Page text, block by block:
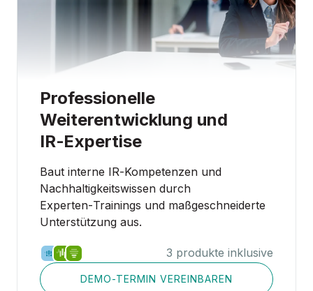
Professionelle
Weiterentwicklung und
IR‑Expertise
Baut interne IR‑Kompetenzen und
Nachhaltigkeitswissen durch
Experten‑Trainings und maßgeschneiderte
Unterstützung aus.
3 produkte inklusive
DEMO-TERMIN VEREINBAREN